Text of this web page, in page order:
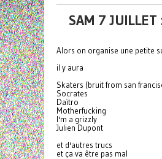
SAM 7 JUILLET
Alors on organise une petite
il y aura
Skaters (bruit from san
Socrates
Daïtro
Motherfucking
I'm a grizzly
Julien Dupont
et d'autres trucs
et ça va être pas mal